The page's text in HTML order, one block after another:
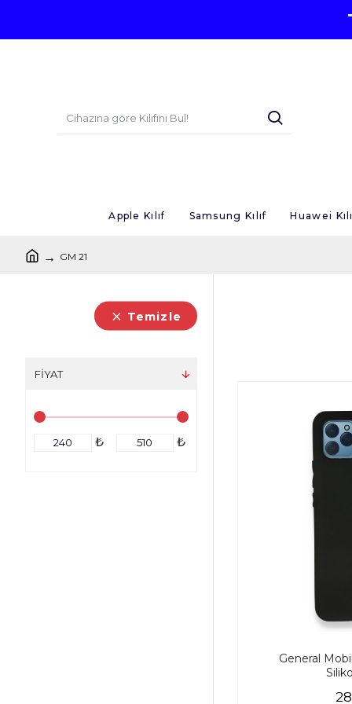
Apple Kılıf Samsung Kılıf Huawei
GM 21
Temizle
FIYAT
₺ ₺
General